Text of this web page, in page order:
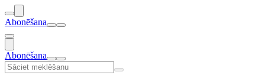
Abonēšana
Abonēšana